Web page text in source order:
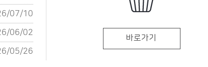
07/10
06/02
05/26
바로가기